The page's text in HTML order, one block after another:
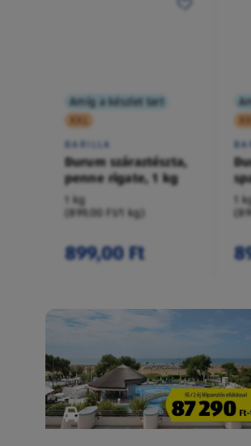
Amíg a készlet tart
XXL
BARILLA
Durum száraztészta,
penne rigate, 1 kg
1 kg
(899,00 Ft/1 kg)
899,00 Ft
1